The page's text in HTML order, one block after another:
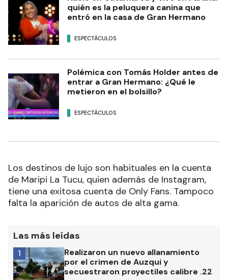
quién es la peluquera canina que
entró en la casa de Gran Hermano
ESPECTÁCULOS
Polémica con Tomás Holder antes de
entrar a Gran Hermano: ¿Qué le
metieron en el bolsillo?
ESPECTÁCULOS
Los destinos de lujo son habituales en la cuenta
de Maripi La Tucu, quien además de Instagram,
tiene una exitosa cuenta de Only Fans. Tampoco
falta la aparición de autos de alta gama.
Las más leídas
Realizaron un nuevo allanamiento
por el crimen de Auzqui y
secuestraron proyectiles calibre .22
1